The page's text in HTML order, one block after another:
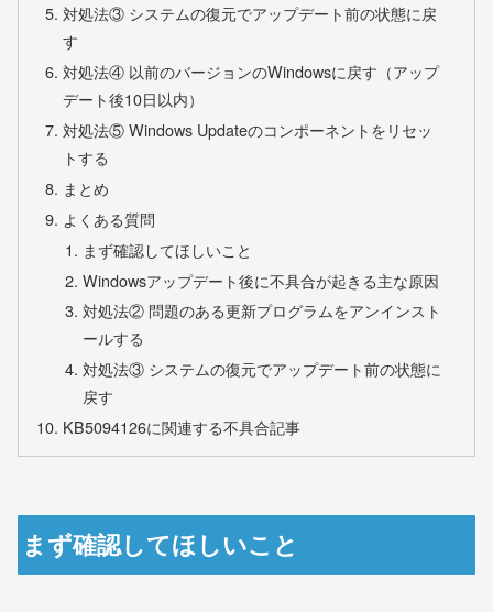
対処法③ システムの復元でアップデート前の状態に戻
す
対処法④ 以前のバージョンのWindowsに戻す（アップ
デート後10日以内）
対処法⑤ Windows Updateのコンポーネントをリセッ
トする
まとめ
よくある質問
まず確認してほしいこと
Windowsアップデート後に不具合が起きる主な原因
対処法② 問題のある更新プログラムをアンインスト
ールする
対処法③ システムの復元でアップデート前の状態に
戻す
KB5094126に関連する不具合記事
まず確認してほしいこと